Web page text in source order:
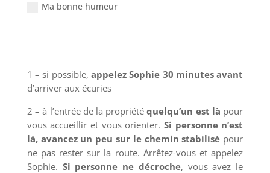
Ma bonne humeur
1 – si possible, appelez Sophie 30 minutes avant
d’arriver aux écuries
2 – à l’entrée de la propriétéquelqu’un est là pour
vous accueillir et vous orienter. Si personne n’est
là, avancez un peu sur le chemin stabilisé pour
ne pas rester sur la route. Arrêtez-vous et appelez
Sophie. Si personne ne décroche, vous avez le